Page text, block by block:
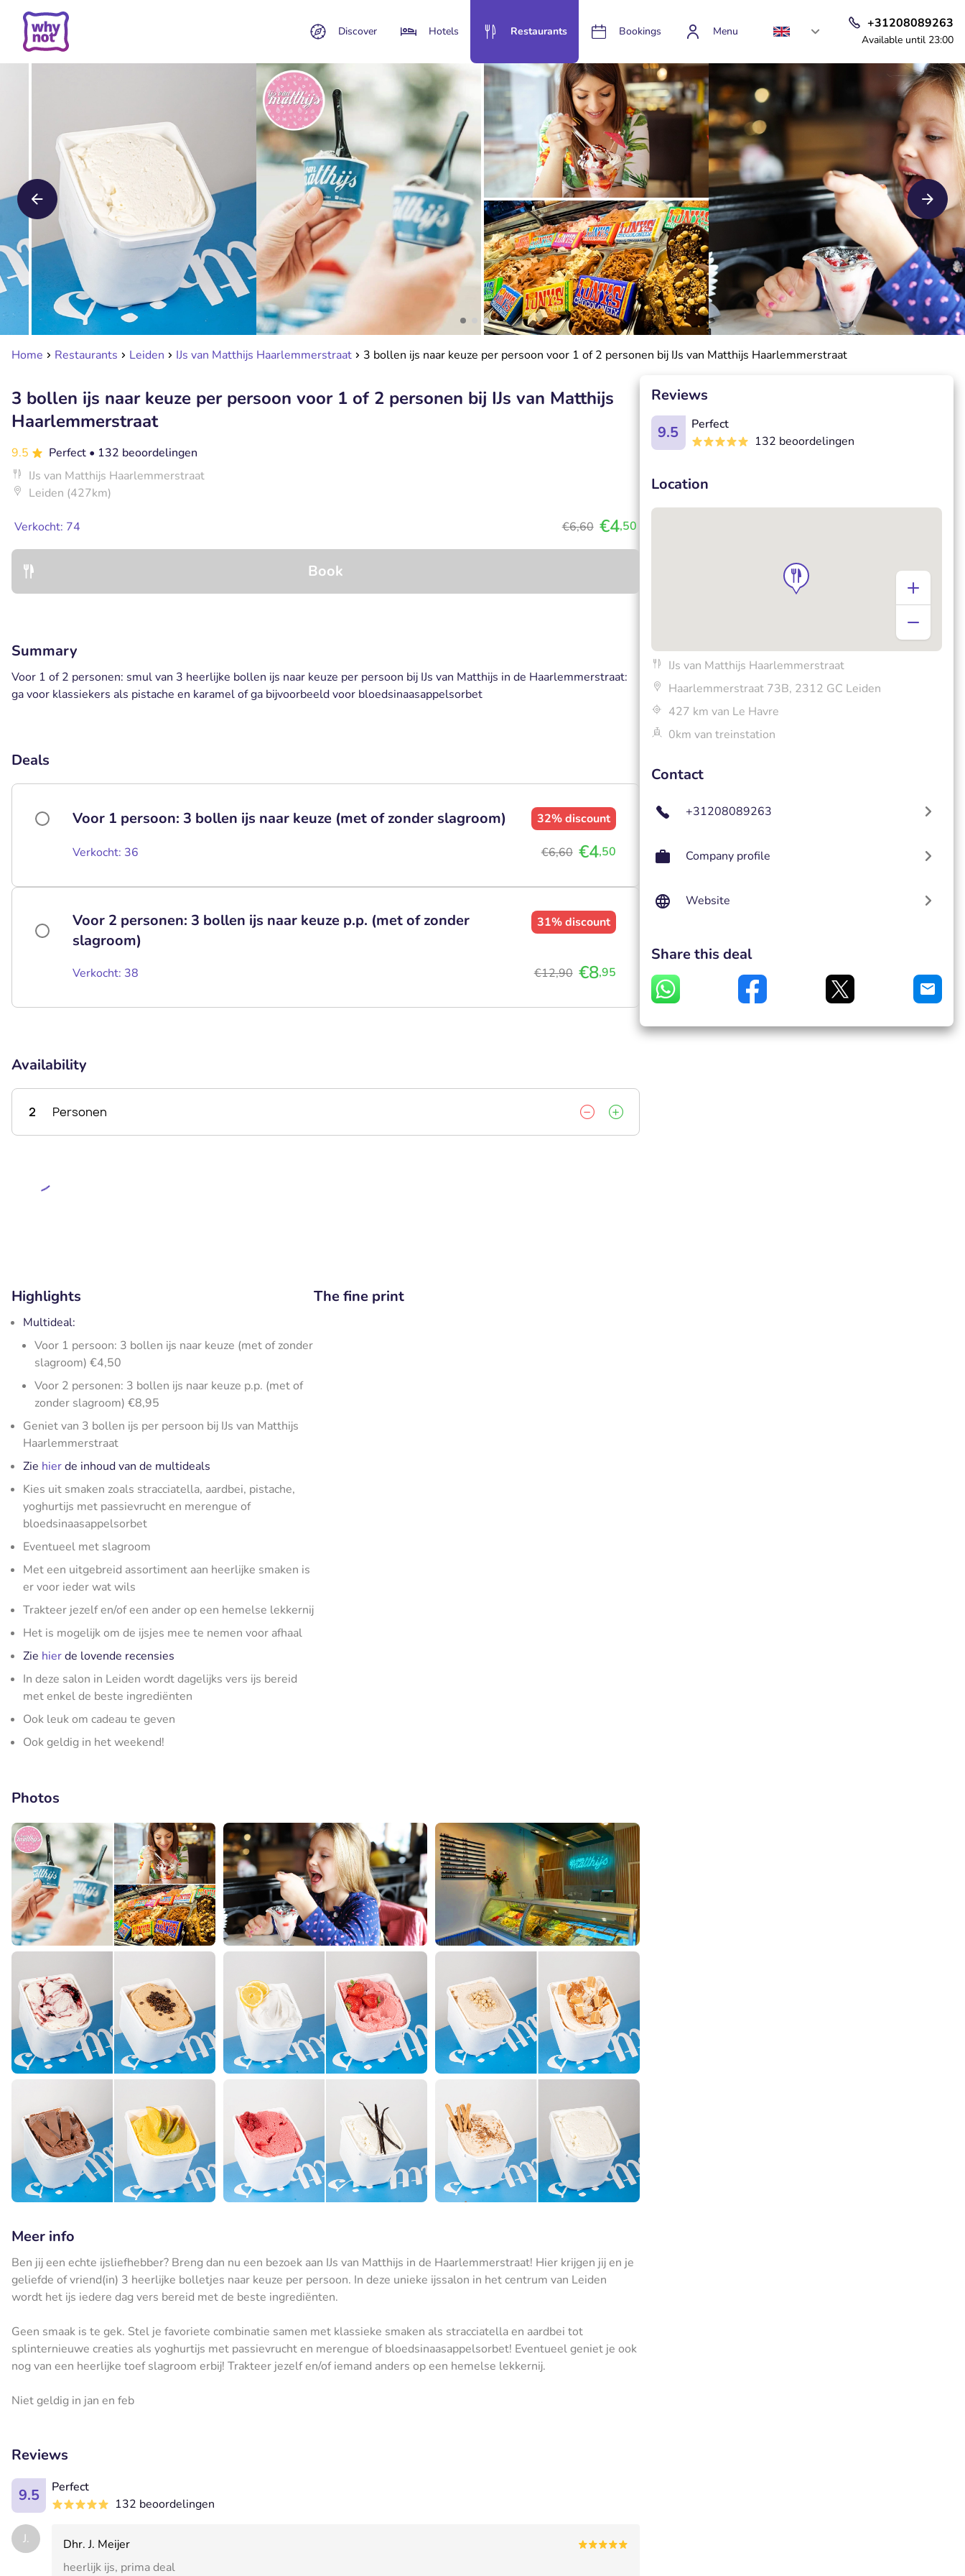
Discover Hotels Restaurants Bookings Menu
+31208089263
Available until 23:00
Home Restaurants Leiden IJs van Matthijs Haarlemmerstraat 3 bollen ijs naar keuze per persoon voor 1 of 2 personen bij IJs van Matthijs Haarlemmerstraat
3 bollen ijs naar keuze per persoon voor 1 of 2 personen bij IJs van Matthijs
Haarlemmerstraat
9.5 Perfect • 132 beoordelingen
IJs van Matthijs Haarlemmerstraat
Leiden (427km)
Verkocht: 74 €6,60 €4,50
Book
Summary
Voor 1 of 2 personen: smul van 3 heerlijke bollen ijs naar keuze per persoon bij IJs van Matthijs in de Haarlemmerstraat:
ga voor klassiekers als pistache en karamel of ga bijvoorbeeld voor bloedsinaasappelsorbet
Deals
Voor 1 persoon: 3 bollen ijs naar keuze (met of zonder slagroom) 32%discount
Verkocht: 36 €6,60 €4,50
Voor 2 personen: 3 bollen ijs naar keuze p.p. (met of zonder
slagroom)
31%discount
Verkocht: 38 €12,90 €8,95
Availability
2 Personen
Highlights
Multideal:
Voor 1 persoon: 3 bollen ijs naar keuze (met of zonder
slagroom) €4,50
Voor 2 personen: 3 bollen ijs naar keuze p.p. (met of
zonder slagroom) €8,95
Geniet van 3 bollen ijs per persoon bij IJs van Matthijs
Haarlemmerstraat
Zie hierde inhoud van de multideals
Kies uit smaken zoals stracciatella, aardbei, pistache,
yoghurtijs met passievrucht en merengue of
bloedsinaasappelsorbet
Eventueel met slagroom
Met een uitgebreid assortiment aan heerlijke smaken is
er voor ieder wat wils
Trakteer jezelf en/of een ander op een hemelse lekkernij
Het is mogelijk om de ijsjes mee te nemen voor afhaal
Zie hierde lovende recensies
In deze salon in Leiden wordt dagelijks vers ijs bereid
met enkel de beste ingrediënten
Ook leuk om cadeau te geven
Ook geldig in het weekend!
The fine print
Photos
Meer info
Ben jij een echte ijsliefhebber? Breng dan nu een bezoek aan IJs van Matthijs in de Haarlemmerstraat! Hier krijgen jij en je
geliefde of vriend(in) 3 heerlijke bolletjes naar keuze per persoon. In deze unieke ijssalon in het centrum van Leiden
wordt het ijs iedere dag vers bereid met de beste ingrediënten.
Geen smaak is te gek. Stel je favoriete combinatie samen met klassieke smaken als stracciatella en aardbei tot
splinternieuwe creaties als yoghurtijs met passievrucht en merengue of bloedsinaasappelsorbet! Eventueel geniet je ook
nog van een heerlijke toef slagroom erbij! Trakteer jezelf en/of iemand anders op een hemelse lekkernij.
Niet geldig in jan en feb
Reviews
9.5
Perfect
132 beoordelingen
J.
Dhr. J. Meijer
heerlijk ijs, prima deal
Reviews
9.5
Perfect
132 beoordelingen
Location
IJs van Matthijs Haarlemmerstraat
Haarlemmerstraat 73B, 2312 GC Leiden
427 km van Le Havre
0km van treinstation
Contact
+31208089263
Company profile
Website
Share this deal